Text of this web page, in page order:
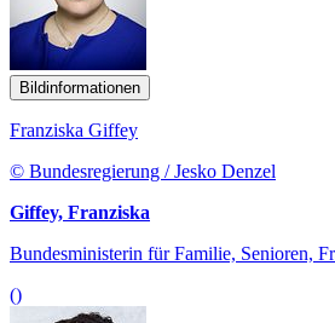
Bildinformationen
Franziska Giffey
© Bundesregierung / Jesko Denzel
Giffey, Franziska
Bundesministerin für Familie, Senioren,
()